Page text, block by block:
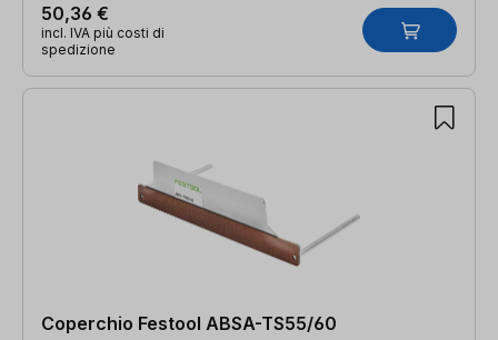
50,36 €
incl. IVA più costi di
spedizione
Coperchio Festool ABSA-TS55/60